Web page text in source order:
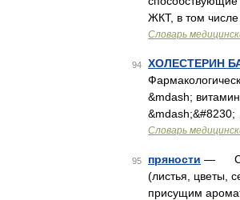
ЖКТ, в том числе
Словарь
94 ХОЛЕСТЕРИН
&mdash;
&mdash;&#8230;
Словарь
95 пряности —
(листья, цветы,
присущим